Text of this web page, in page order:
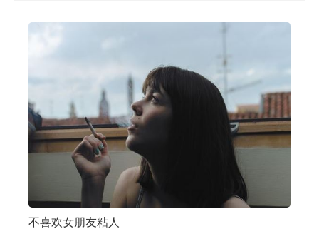
不喜欢女朋友粘人